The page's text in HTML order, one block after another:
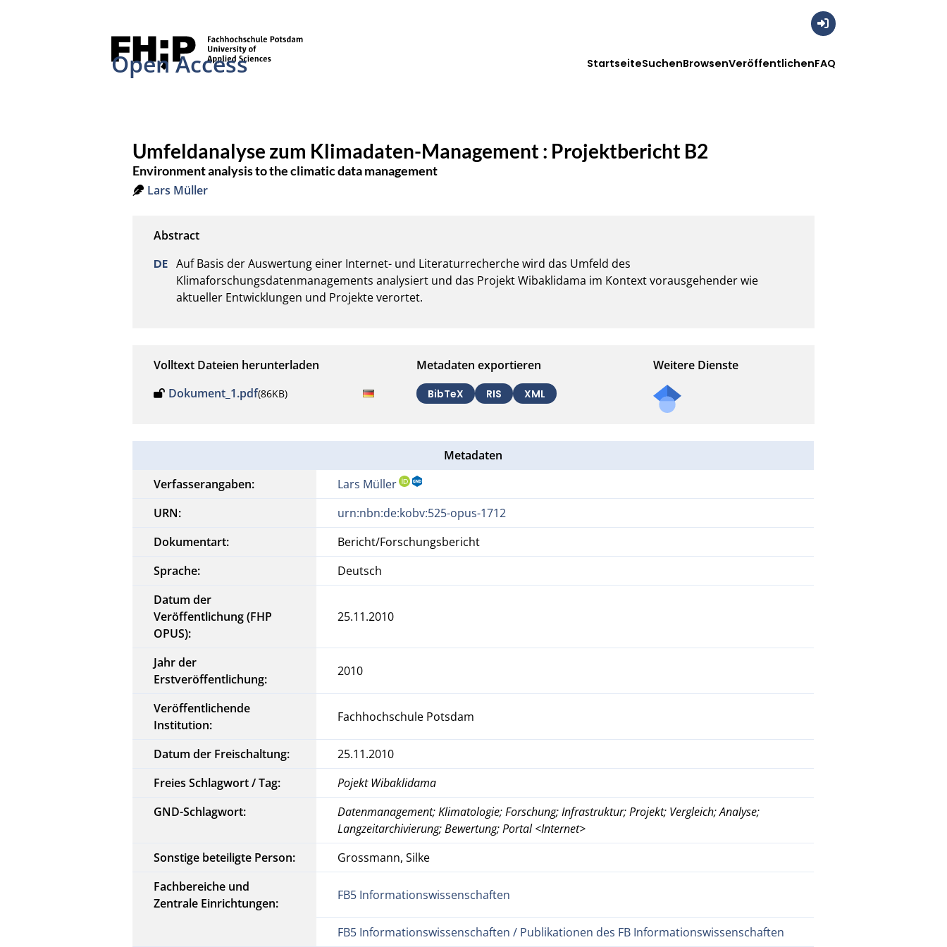
Open Access StartseiteSuchenBrowsenVeröffentlichenFAQ
Umfeldanalyse zum Klimadaten-Management : Projektbericht B2
Environment analysis to the climatic data management
Lars Müller
Auf Basis der Auswertung einer Internet- und Literaturrecherche wird das Umfeld des
Klimaforschungsdatenmanagements analysiert und das Projekt Wibaklidama im Kontext vorausgehender wie
aktueller Entwicklungen und Projekte verortet.
Volltext Dateien herunterladen
Dokument_1.pdf(86KB)
Metadaten exportieren
BibTeX RIS XML
Weitere Dienste
Metadaten
Verfasserangaben:
Lars Müller
URN:
urn:nbn:de:kobv:525-opus-1712
Dokumentart:
Bericht/Forschungsbericht
Sprache:
Deutsch
Datum der
Veröffentlichung (FHP
OPUS):
25.11.2010
Jahr der
Erstveröffentlichung:
2010
Veröffentlichende
Institution:
Fachhochschule Potsdam
Datum der Freischaltung:
25.11.2010
Freies Schlagwort / Tag:
Pojekt Wibaklidama
GND-Schlagwort:
Datenmanagement; Klimatologie; Forschung; Infrastruktur; Projekt; Vergleich; Analyse;
Langzeitarchivierung; Bewertung; Portal <Internet>
Sonstige beteiligte Person:
Grossmann, Silke
Fachbereiche und
Zentrale Einrichtungen:
FB5 Informationswissenschaften
FB5 Informationswissenschaften / Publikationen des FB Informationswissenschaften